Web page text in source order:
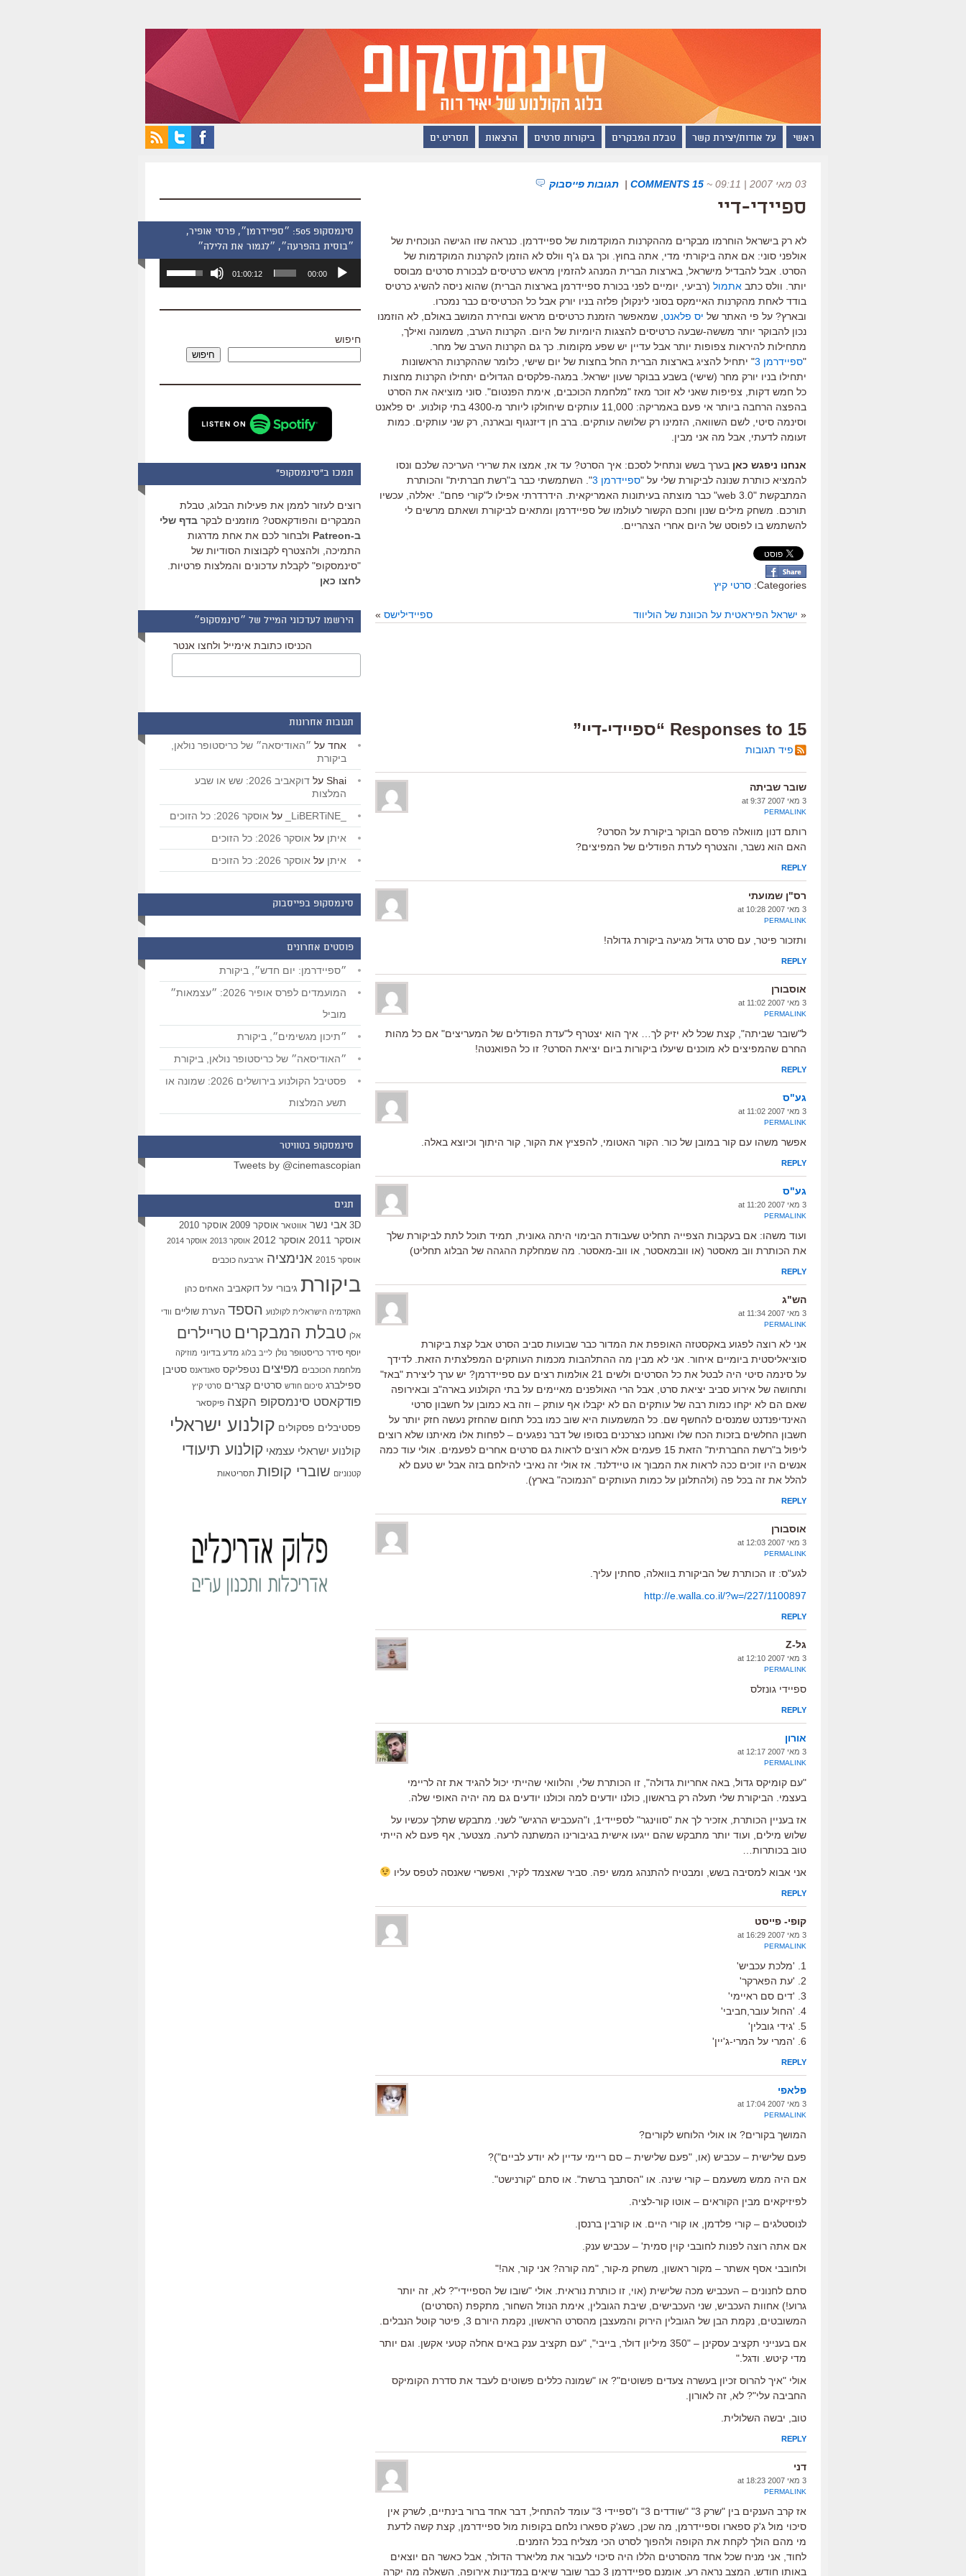
ראשי על אודות/יצירת קשר טבלת המבקרים ביקורות סרטים הרצאות תסריט.ים
03 מאי 2007 | 09:11 ~
15 COMMENTS
| תגובות פייסבוק
ספיידי-דיי
לא רק בישראל הוחרמו מבקרים מההקרנות המוקדמות של ספיידרמן. כנראה שזו הגישה הנוכחית של
אולפני סוני: אם אתה ביקורתי מדי, אתה בחוץ. וכך גם ג'ף וולס לא הוזמן להקרנות המוקדמות של
הסרט. אבל להבדיל מישראל, בארצות הברית המנהג להזמין מראש כרטיסים לבכורת סרטים מבוסס
יותר. וולס כתב אתמול (רביעי, יומיים לפני בכורת ספיידרמן בארצות הברית) שהוא ניסה להשיג כרטיס
בודד לאחת מהקרנות האיימקס בסוני לינקולן פלזה בניו יורק אבל כל הכרטיסים כבר נמכרו.
ובארץ? על פי האתר של יס פלאנט , שמאפשר הזמנת כרטיסים מראש ובחירת המושב באולם, לא הוזמנו
נכון להבוקר יותר מששה-שבעה כרטיסים להצגות היומיות של היום. הקרנות הערב, משמונה ואילך,
מתחילות להיראות צפופות יותר אבל עדיין יש שפע מקומות. כך גם הקרנות הערב של מחר.
"ספיידרמן 3
" יתחיל להציג בארצות הברית החל בחצות של יום שישי, כלומר שההקרנות הראשונות
יתחילו בניו יורק מחר (שישי) בשבע בבוקר שעון ישראל. במגה-פלקסים הגדולים יתחילו הקרנות מחצות
כל חמש דקות, צפיפות שאני לא זוכר מאז "מלחמת הכוכבים, אימת הפנטום". סוני מוציאה את הסרט
בהפצה הרחבה ביותר אי פעם באמריקה: 11,000 עותקים שיחולקו ליותר מ-4300 בתי קולנוע. יס פלאנט
וסינמה סיטי, לשם השוואה, הזמינו רק שלושה עותקים. ברב חן דיזנגוף ובארנה, רק שני עותקים. כמות
זעומה לדעתי, אבל מה אני מבין.
אנחנו ניפגש כאן בערך בשש ונתחיל לסכם: איך הסרט? עד אז, אמצו את שרירי העריכה שלכם ונסו
להמציא כותרת שנונה לביקורת שלי על "ספיידרמן 3
". השתמשתי כבר ב"רשת חברתית" והכותרת
המתבקשת "web 3.0" כבר מוצתה בעיתונות האמריקאית. הידרדרתי אפילו ל"קורי פחם". יאללה, עכשיו
תורכם. משחק מילים שנון וחכם הקשור לעולמו של ספיידרמן ומתאים לביקורת ושאתם מרשים לי
להשתמש בו לפוסט של היום אחרי הצהריים.
Categories: סרטי קיץ
« ישראל הפיראטית על הכוונת של הוליווד ספיידילישס »
15 Responses to “ספיידי-דיי”
פיד תגובות
שובר שביתה
3 מאי 2007 at 9:37
PERMALINK
רותם דנון מוואלה פרסם הבוקר ביקורת על הסרט?
האם הוא נשבר, והצטרף לעדת הפודלים של המפיצים?
REPLY
רס"ן שמועתי
3 מאי 2007 at 10:28
PERMALINK
ותזכור פיטר, עם סרט גדול מגיעה ביקורת גדולה!
REPLY
אוסבורן
3 מאי 2007 at 11:02
PERMALINK
ל"שובר שביתה", קצת שכל לא יזיק לך… איך הוא יצטרף ל"עדת הפודלים של המעריצים" אם כל מהות
החרם שהמפיצים לא מוכנים שיעלו ביקורות ביום יציאת הסרט? זו כל הפואנטה!
REPLY
גע"ס
3 מאי 2007 at 11:02
PERMALINK
אפשר משהו עם קור במובן של כור. הקור האטומי, להפציץ את הקור, קור היתוך וכיוצא באלה.
REPLY
גע"ס
3 מאי 2007 at 11:20
PERMALINK
ועוד משהו: אם בעקבות הצפייה תחליט שעבודת הבימוי היתה גאונית, תמיד תוכל לתת לביקורת שלך
את הכותרת ווב מאסטר (או וובמאסטר, או ווב-מאסטר. מה שמחלקת ההגהה של הבלוג תחליט)
REPLY
הש"ג
3 מאי 2007 at 11:34
PERMALINK
אני לא רוצה לפגוע באקסטזה האופפת את המדור כבר שבועות סביב הסרט אבל קצת ביקורת
סוציאליסטית ביומיים איחור. אני לא מבין מה ההתלהבות מכמות העותקים המפלצתית הזאת. לדידך
על סינמה סיטי היה לבטל את כל הסרטים ולשים 21 אולמות רצים עם ספיידרמן? יש ערך ליצירת "באז"
ותחושה של אירוע סביב יציאת סרט, אבל הרי האולפנים מאיימים על בתי הקולנוע בארה"ב ובאירופה
שאם הם לא יקחו כמות רבה של עותקים הם לא יקבלו אף עותק – וזה בא כמובן על חשבון סרטי
האינדיפנדנט שמנסים להחשף שם. כל המשמעות היא שוב כמו בכל תחום שהחזק נעשה חזק יותר על
חשבון החלשים בזכות הכח שלו ואנחנו כצרכנים בסופו של דבר נפגעים – לפחות אלו מאיתנו שלא רוצים
ליפול ב"רשת החברתית" הזאת 15 פעמים אלא רוצים לראות גם סרטים אחרים לפעמים. אולי עוד כמה
אנשים היו זוכים ככה לראות את המבוך או טיידלנד. אז אולי זה נאיבי להילחם בזה אבל יש טעם לא
להלל את זה בכל פה (ולהתלונן על כמות העותקים "הנמוכה" בארץ).
REPLY
אוסבורן
3 מאי 2007 at 12:03
PERMALINK
לגע"ס: זו הכותרת של הביקורת בוואלה, סחתין עליך.
http://e.walla.co.il/?w=/227/1100897
REPLY
גל-Z
3 מאי 2007 at 12:10
PERMALINK
ספיידי גונזלס
REPLY
אורון
3 מאי 2007 at 12:17
PERMALINK
"עם קומיקס גדול, באה אחריות גדולה", זו הכותרת שלי, והלוואי שהייתי יכול להגיד את זה לריימי
בעצמי. הביקורת שלי תעלה רק בראשון, כולנו יודעים למה וכולנו יודעים גם מה יהיה האופי שלה.
אז בעניין הכותרת, אזכיר לך את "סווינגר" לספיידי1, ו"העכביש הרגיש" לשני. מתבקש שתלך עכשיו על
שלוש מילים, ועוד יותר מתבקש שהם ייגעו אישית בגיבורינו המשתנה לרעה. מצטער, אף פעם לא הייתי
טוב בכותרות…
אני אבוא למסיבה בשש, ומבטיח להתנהג ממש יפה. סביר שאצמד לקיר, ואפשרי שאנסה לטפס עליו
REPLY
קופי- פייסט
3 מאי 2007 at 16:29
PERMALINK
1. 'מלכת עכביש'
2. 'עת הפארקר'
3. 'דים סם ראיימי'
4. 'החול עובר,חביבי'
5. 'גידי גובלין'
6. 'המרי על המרי-ג'יין'
REPLY
פלאפי
3 מאי 2007 at 17:04
PERMALINK
המושך בקורים? או אולי הלוחש לקורים?
פעם שלישית – עכביש (או, "פעם שלישית – סם ריימי עדיין לא יודע לביים")?
אם היה ממש משעמם – קורי שינה. או "הסתבך ברשת". או סתם "קורנישט".
לפיזיקאים מבין הקוראים – אוטו קור-לציה.
לנוסטלגים – קורי פלדמן, או קורי היים. או קורבין ברנסן.
אם אתה רוצה לפנות לחובבי קוין סמית' – עכביש ענק.
ולחובבי אסף אשתר – מקור ראשון, משחק מ-קור, "מה קורה? אני קור, אה!"
סתם לחנונים – העכביש מכה שלישית (אוי, זו כותרת נוראית. אולי "שובו של הספיידי"? לא, זה יותר
גרוע!) אחוות העכביש, שני העכבישים, שיבת הגובלין, אימת הנוזל השחור, מתקפת (הסרטים)
המשובטים, נקמת הבן של הגובלין הירוק והמעצבן מהסרט הראשון, נקמת היורם 3, פיטר קוטל הנבלים.
אם בענייני תקציב עסקינן – "350 מיליון דולר, בייבי", "עם תקציב ענק באים אחלה קטעי אקשן. וגם יותר
מדי קיטש. ודגל."
אולי "איך להרוס זכיון בעשרה צעדים פשוטים"? או "שמונה כללים פשוטים לעבד את סדרת הקומיקס
החביבה עלי"? לא, זה לאורון.
טוב, יבשה השלולית.
REPLY
דני
3 מאי 2007 at 18:23
PERMALINK
אז קרב הענקים בין "שרק 3" "שודדים 3" ו"ספיידי 3" עומד להתחיל, דבר אחד ברור בינתיים, לשרק אין
סיכוי מול ג'ק ספארו וספיידרמן, מה שכן, כשג'ק ספארו נלחם בקופות מול ספיידרמן, קצת קשה לדעת
מי מהם הולך לקחת את הקופה ולהפוך לסרט הכי מצליח בכל הזמנים.
לחוד, אני מניח שכל אחד מהסרטים הללו היה סיכוי לעבור את מליארד הדולר, אבל כאשר הם יוצאים
באותו חודש, המצב נראה רע, אומנם ספיידרמן 3 כבר שובר שיאים במדינות אירופה, השאלה מה יקרה
סינמסקופ 505: ״ספיידרמן״, פרסי אופיר,
״בוסית בהפרעה״, ״לגמור את הלילה״
אודיו
00:00
01:00:12
השתמש
כדי
שמע.
חיפוש
חיפוש
תמכו ב"סינמסקופ"
רוצים לעזור לממן את פעילות הבלוג, טבלת
המבקרים והפודקאסט? מוזמנים לבקר בדף שלי
ב-Patreon
ולבחור לכם את אחת מדרגות
התמיכה, ולהצטרף לקבוצות הסודיות של
"סינמסקופ" לקבלת עדכונים והמלצות פרטיות.
לחצו כאן
הירשמו לעדכוני המייל של ״סינמסקופ״
הכניסו כתובת אימייל ולחצו אנטר
תגובות אחרונות
אחד על ״האודיסאה״ של כריסטופר נולאן,
ביקורת
Shai על
דוקאביב 2026: שש או שבע
המלצות
על אוסקר 2026: כל הזוכים
איתן על אוסקר 2026: כל הזוכים
איתן על אוסקר 2026: כל הזוכים
סינמסקופ בפייסבוק
פוסטים אחרונים
״ספיידרמן: יום חדש״, ביקורת
המועמדים לפרס אופיר 2026: ״עצמאות״
מוביל
״תיכון מגשימים״, ביקורת
״האודיסאה״ של כריסטופר נולאן, ביקורת
פסטיבל הקולנוע בירושלים 2026: שמונה או
תשע המלצות
סינמסקופ בטוויטר
Tweets by @cinemascopian
תגים
3D אבי נשר אווטאר אוסקר 2009 אוסקר 2010
אוסקר 2011 אוסקר 2012 אוסקר 2013 אוסקר 2014
אוסקר 2015 אנימציה ארבעה כוכבים
ביקורת גיבורי על דוקאביב האחים כהן
האקדמיה הישראלית לקולנוע הספד הערת שוליים וודי
אלן טבלת המבקרים טריילרים
יוסף סידר כריסטופר נולן לייב בלוג מדע בדיוני מוזיקה
מלחמת הכוכבים מפיצים נטפליקס סאנדאנס סטיבן
ספילברג סיכום חודש סרטים קצרים סרטי קיץ
פודקאסט סינמסקופ הקצה פיקסאר
פסטיבלים פסקולים קולנוע ישראלי
קולנוע ישראלי עצמאי קולנוע תיעודי
קטנוניזם שוברי קופות תסריטאות